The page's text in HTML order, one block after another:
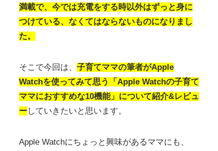
満載で、今では充電をする時以外はずっと身に
つけている、なくてはならないものになりまし
た。
そこで今回は、 子育てママの筆者がApple
Watchを使ってみて思う「Apple Watchの子育て
ママにおすすめな10機能」について紹介&レビュ
ーしていきたいと思います。
Apple Watchにちょっと興味があるママにも、